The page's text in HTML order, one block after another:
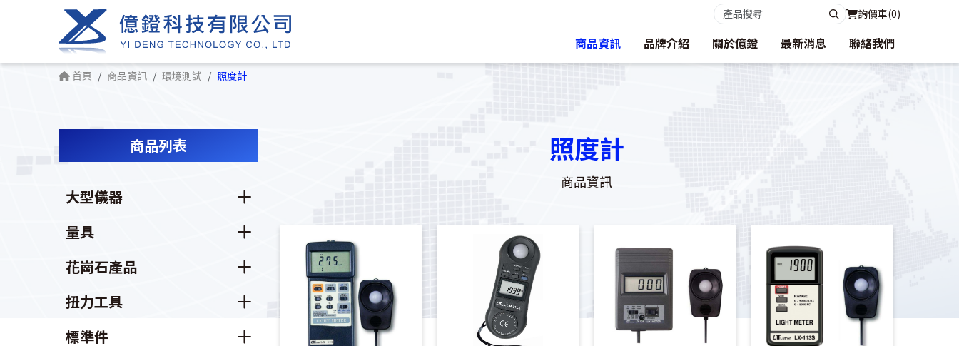
詢價車(0)
商品資訊 品牌介紹 關於億鐙 最新消息 聯絡我們
首頁 商品資訊 環境測試 照度計
商品列表
大型儀器
量具
花崗石產品
扭力工具
標準件
照度計
商品資訊